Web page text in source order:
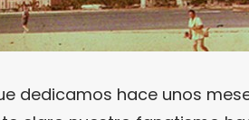
dedicamos hace unos